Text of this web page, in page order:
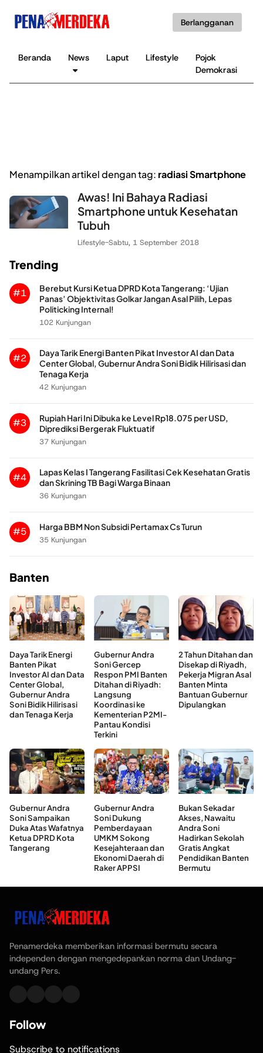
Berlangganan
Beranda News Laput Lifestyle
Pojok
Demokrasi
Menampilkan artikel dengan tag: radiasi Smartphone
Awas! Ini Bahaya Radiasi
Smartphone untuk Kesehatan
Tubuh
Lifestyle-Sabtu, 1 September 2018
Trending
#1
Berebut Kursi Ketua DPRD Kota Tangerang: ‘Ujian
Panas’ Objektivitas Golkar Jangan Asal Pilih, Lepas
Politicking Internal!
102 Kunjungan
#2
Daya Tarik Energi Banten Pikat Investor AI dan Data
Center Global, Gubernur Andra Soni Bidik Hilirisasi dan
Tenaga Kerja
42 Kunjungan
#3
Rupiah Hari Ini Dibuka ke Level Rp18.075 per USD,
Diprediksi Bergerak Fluktuatif
37 Kunjungan
#4
Lapas Kelas I Tangerang Fasilitasi Cek Kesehatan Gratis
dan Skrining TB Bagi Warga Binaan
36 Kunjungan
#5
Harga BBM Non Subsidi Pertamax Cs Turun
35 Kunjungan
Banten
Daya Tarik Energi
Banten Pikat
Investor AI dan Data
Center Global,
Gubernur Andra
Soni Bidik Hilirisasi
dan Tenaga Kerja
Gubernur Andra
Soni Gercep
Respon PMI Banten
Ditahan di Riyadh:
Langsung
Koordinasi ke
Kementerian P2MI-
Pantau Kondisi
Terkini
2 Tahun Ditahan dan
Disekap di Riyadh,
Pekerja Migran Asal
Banten Minta
Bantuan Gubernur
Dipulangkan
Gubernur Andra
Soni Sampaikan
Duka Atas Wafatnya
Ketua DPRD Kota
Tangerang
Gubernur Andra
Soni Dukung
Pemberdayaan
UMKM Sokong
Kesejahteraan dan
Ekonomi Daerah di
Raker APPSI
Bukan Sekadar
Akses, Nawaitu
Andra Soni
Hadirkan Sekolah
Gratis Angkat
Pendidikan Banten
Bermutu
Penamerdeka memberikan informasi bermutu secara
independen dengan mengedepankan norma dan Undang-
undang Pers.
Follow
Subscribe to notifications